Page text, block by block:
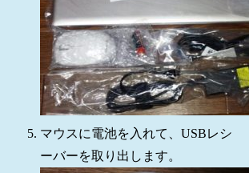
マウスに電池を入れて、USBレシ
ーバーを取り出します。